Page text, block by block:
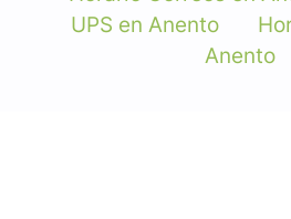
UPS en Anento
Anento